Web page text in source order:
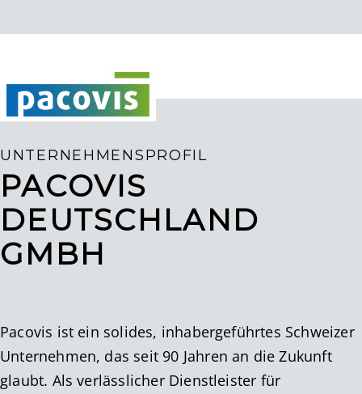
UNTERNEHMENSPROFIL
PACOVIS
DEUTSCHLAND
GMBH
Pacovis ist ein solides, inhabergeführtes Schweizer
Unternehmen, das seit 90 Jahren an die Zukunft
glaubt. Als verlässlicher Dienstleister für